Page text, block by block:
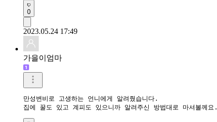
0
2023.05.24 17:49
가을이엄마
만성변비로 고생하는 언니에게 알려줬습니다.
집에 꿀도 있고 계피도 있으니까 알려주신 방법대로 마셔볼께